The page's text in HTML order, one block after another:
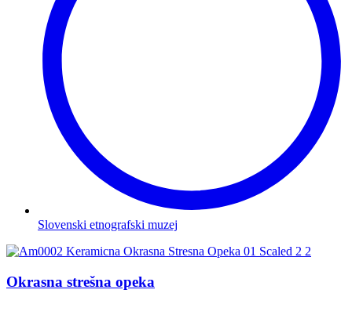
Slovenski etnografski muzej
Okrasna strešna opeka